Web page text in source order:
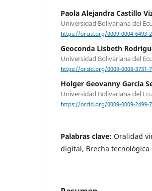
Paola Alejandra Castillo
Universidad Bolivariana del
https://orcid.org/0009-0004-6493-
Geoconda Lisbeth
Universidad Bolivariana del
https://orcid.org/0009-0008-3731-
Holger Geovanny García
Universidad Bolivariana del
https://orcid.org/0009-0009-2499-
Palabras clave: Oralidad
digital, Brecha tecnológica